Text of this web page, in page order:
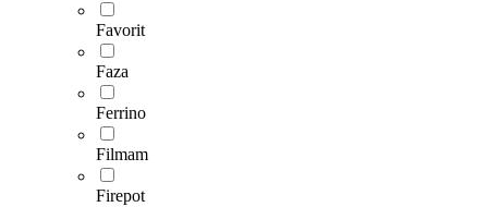
Favorit
Faza
Ferrino
Filmam
Firepot